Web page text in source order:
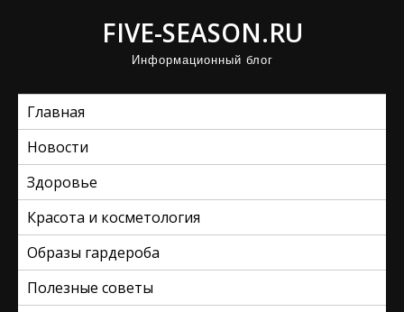
FIVE-SEASON.RU
Информационный блог
Главная
Новости
Здоровье
Красота и косметология
Образы гардероба
Полезные советы